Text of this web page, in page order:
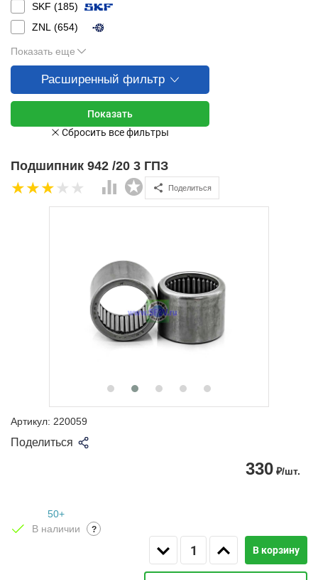
SKF (185)
ZNL (654)
Показать еще
Расширенный фильтр
Подшипник 942 /20 3 ГПЗ
Поделиться
Артикул: 220059
Поделиться
330 ₽/шт.
50+
В наличии
?
В корзину